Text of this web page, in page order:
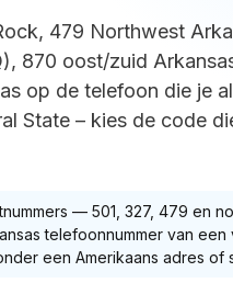
479 Northwest
870 oost/zuid
op de telefoon die je
State – kies de code
s — 501, 327, 479 en
telefoonnummer van een
een Amerikaans adres of